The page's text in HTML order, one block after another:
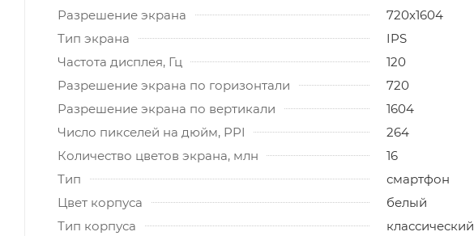
Разрешение экрана
720x1604
Тип экрана
IPS
Частота дисплея, Гц
120
Разрешение экрана по горизонтали
720
Разрешение экрана по вертикали
1604
Число пикселей на дюйм, PPI
264
Количество цветов экрана, млн
16
Тип
смартфон
Цвет корпуса
белый
Тип корпуса
классический